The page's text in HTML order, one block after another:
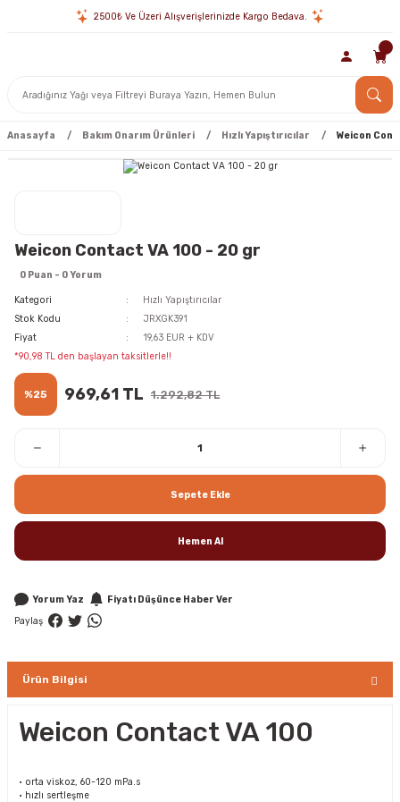
2500₺ Ve Üzeri Alışverişlerinizde Kargo Bedava.
Anasayfa Bakım Onarım Ürünleri Hızlı Yapıştırıcılar Weicon
Weicon Contact VA 100 - 20 gr
0 Puan - 0 Yorum
Kategori
Hızlı Yapıştırıcılar
Stok Kodu
JRXGK391
Fiyat
19,63 EUR + KDV
*90,98 TL den başlayan taksitlerle!!
%25 969,61 TL 1.292,82 TL
Sepete Ekle
Hemen Al
Yorum Yaz
Fiyatı Düşünce Haber Ver
Paylaş
Ürün Bilgisi
Weicon Contact VA 100
• orta viskoz, 60-120 mPa.s
• hızlı sertleşme